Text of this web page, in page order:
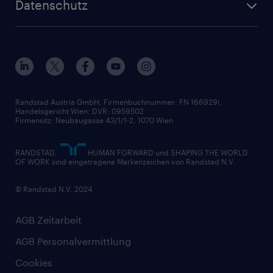
Unsere Historie
Datenschutz
Nutzungsbestimmungen
Widerrufsformular
AGB Zeitarbeit
AGB Personalvermittlung
Cookies
Randstad Austria GmbH, Firmenbuchnummer: FN 166929i,
Handelsgericht Wien; DVR: 0959502
Firmensitz: Neubaugasse 43/1/1-2, 1070 Wien
RANDSTAD,
HUMAN FORWARD und SHAPING THE WORLD
OF WORK sind eingetragene Markenzeichen von Randstad N.V.
© Randstad N.V. 2024